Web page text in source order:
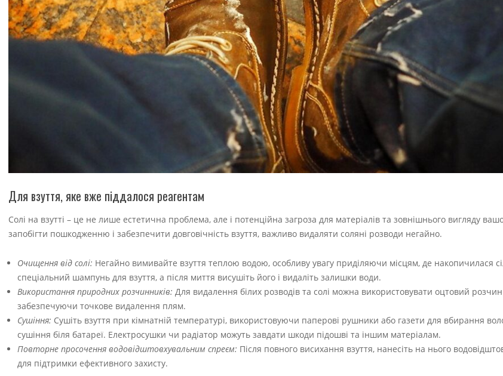
Для взуття, яке вже піддалося реагентам
Солі на взутті – це не лише естетична проблема, але і потенційна загроза для матеріалів та зовнішнього вигляду
запобігти пошкодженню і забезпечити довговічність взуття, важливо видаляти соляні розводи негайно.
Очищення від солі: Негайно вимивайте взуття теплою водою, особливу увагу приділяючи місцям, де накопичилася
спеціальний шампунь для взуття, а після миття висушіть його і видаліть залишки води.
Використання природних розчинників: Для видалення білих розводів та солі можна використовувати оцтовий
забезпечуючи точкове видалення плям.
Сушіння: Сушіть взуття при кімнатній температурі, використовуючи паперові рушники або газети для вбирання
сушіння біля батареї. Електросушки чи радіатор можуть завдати шкоди підошві та іншим матеріалам.
Повторне просочення водовідштовхувальним спреєм: Після повного висихання взуття, нанесіть на нього
для підтримки ефективного захисту.